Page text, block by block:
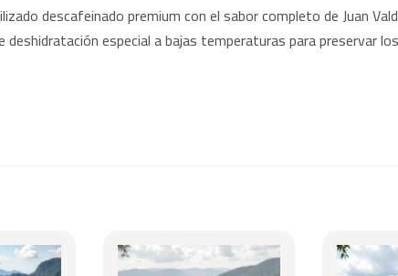
descafeinado premium con el sabor completo de Juan
deshidratación especial a bajas temperaturas para preservar